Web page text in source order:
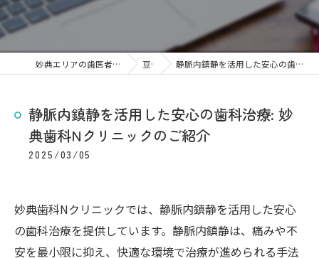
妙典エリアの歯医者なら妙典歯科Nクリニック 豆知識 静脈内鎮静を活用した安心の歯科治療: 妙典歯科Nクリニックのご紹介
静脈内鎮静を活用した安心の歯科治療: 妙
典歯科Nクリニックのご紹介
2025/03/05
妙典歯科Nクリニックでは、静脈内鎮静を活用した安心
の歯科治療を提供しています。静脈内鎮静は、痛みや不
安を最小限に抑え、快適な環境で治療が進められる手法